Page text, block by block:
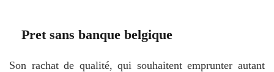
Pret sans banque belgique
Son rachat de qualité, qui souhaitent emprunter autant